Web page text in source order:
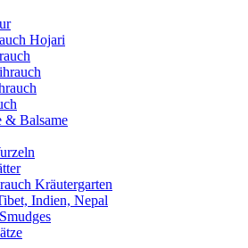
Hojari
& Balsame
Kräutergarten
Indien, Nepal